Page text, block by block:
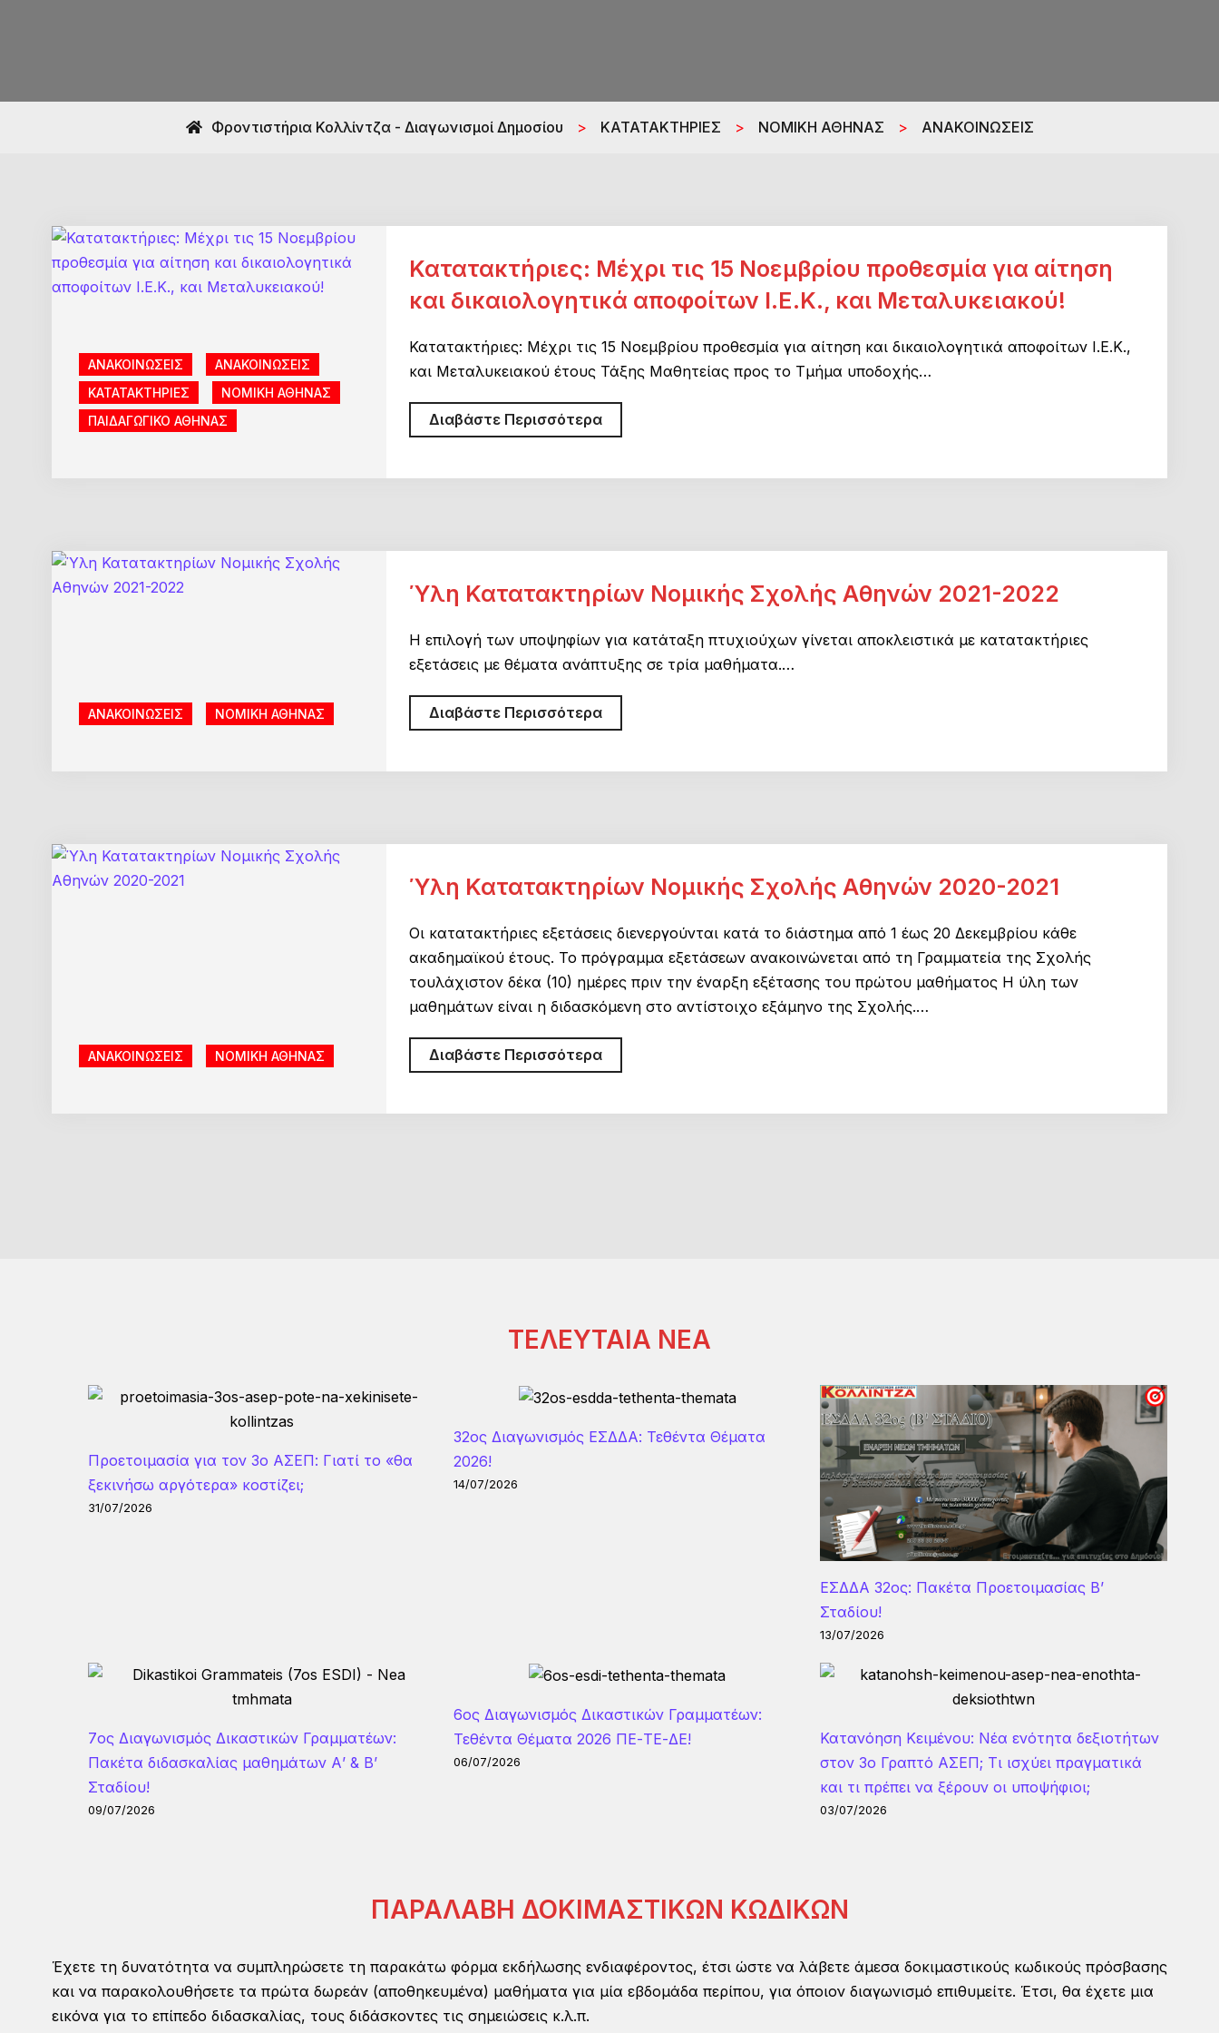
Φροντιστήρια Κολλίντζα - Διαγωνισμοί Δημοσίου > ΚΑΤΑΤΑΚΤΗΡΙΕΣ > ΝΟΜΙΚΗ ΑΘΗΝΑΣ > ΑΝΑΚΟΙΝΩΣΕΙΣ
ΑΝΑΚΟΙΝΩΣΕΙΣ
ΑΝΑΚΟΙΝΩΣΕΙΣ
ΚΑΤΑΤΑΚΤΗΡΙΕΣ
ΝΟΜΙΚΗ ΑΘΗΝΑΣ
ΠΑΙΔΑΓΩΓΙΚΟ ΑΘΗΝΑΣ
Κατατακτήριες: Μέχρι τις 15 Νοεμβρίου προθεσμία για αίτηση
και δικαιολογητικά αποφοίτων Ι.Ε.Κ., και Μεταλυκειακού!
Κατατακτήριες: Μέχρι τις 15 Νοεμβρίου προθεσμία για αίτηση και δικαιολογητικά αποφοίτων Ι.Ε.Κ.,
και Μεταλυκειακού έτους Τάξης Μαθητείας προς το Τμήμα υποδοχής…
Διαβάστε ΠερισσότεραΚατατακτήριες:
Μέχρι
αίτηση
δικαιολογητικά
αποφοίτων
και
ΑΝΑΚΟΙΝΩΣΕΙΣ ΝΟΜΙΚΗ ΑΘΗΝΑΣ
Ύλη Κατατακτηρίων Νομικής Σχολής Αθηνών 2021-2022
Η επιλογή των υποψηφίων για κατάταξη πτυχιούχων γίνεται αποκλειστικά με κατατακτήριες
εξετάσεις με θέματα ανάπτυξης σε τρία μαθήματα.…
Διαβάστε ΠερισσότεραΎλη
Κατατακτηρίων
ΑΝΑΚΟΙΝΩΣΕΙΣ ΝΟΜΙΚΗ ΑΘΗΝΑΣ
Ύλη Κατατακτηρίων Νομικής Σχολής Αθηνών 2020-2021
Οι κατατακτήριες εξετάσεις διενεργούνται κατά το διάστημα από 1 έως 20 Δεκεμβρίου κάθε
ακαδημαϊκού έτους. Το πρόγραμμα εξετάσεων ανακοινώνεται από τη Γραμματεία της Σχολής
τουλάχιστον δέκα (10) ημέρες πριν την έναρξη εξέτασης του πρώτου μαθήματος Η ύλη των
μαθημάτων είναι η διδασκόμενη στο αντίστοιχο εξάμηνο της Σχολής.…
Διαβάστε ΠερισσότεραΎλη
Κατατακτηρίων
ΤΕΛΕΥΤΑΙΑ ΝΕΑ
Προετοιμασία για τον 3ο ΑΣΕΠ: Γιατί το «θα
ξεκινήσω αργότερα» κοστίζει;
31/07/2026
32ος Διαγωνισμός ΕΣΔΔΑ: Τεθέντα Θέματα
2026!
14/07/2026
ΕΣΔΔΑ 32ος: Πακέτα Προετοιμασίας Β’
Σταδίου!
13/07/2026
7ος Διαγωνισμός Δικαστικών Γραμματέων:
Πακέτα διδασκαλίας μαθημάτων Α’ & Β’
Σταδίου!
09/07/2026
6ος Διαγωνισμός Δικαστικών Γραμματέων:
Τεθέντα Θέματα 2026 ΠΕ-ΤΕ-ΔΕ!
06/07/2026
Κατανόηση Κειμένου: Νέα ενότητα δεξιοτήτων
στον 3ο Γραπτό ΑΣΕΠ; Τι ισχύει πραγματικά
και τι πρέπει να ξέρουν οι υποψήφιοι;
03/07/2026
ΠΑΡΑΛΑΒΗ ΔΟΚΙΜΑΣΤΙΚΩΝ ΚΩΔΙΚΩΝ
Έχετε τη δυνατότητα να συμπληρώσετε τη παρακάτω φόρμα εκδήλωσης ενδιαφέροντος, έτσι ώστε να λάβετε άμεσα δοκιμαστικούς κωδικούς πρόσβασης
και να παρακολουθήσετε τα πρώτα δωρεάν (αποθηκευμένα) μαθήματα για μία εβδομάδα περίπου, για όποιον διαγωνισμό επιθυμείτε. Έτσι, θα έχετε μια
εικόνα για το επίπεδο διδασκαλίας, τους διδάσκοντες τις σημειώσεις κ.λ.π.